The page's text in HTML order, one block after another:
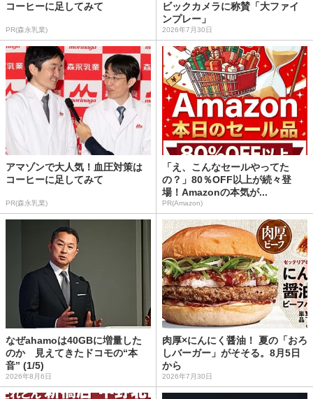
コーヒーに足してみて
PR(森永乳業)
ビックカメラに称賛「大ファイ
ンプレー」
2026年7月30日
アマゾンで大人気！血圧対策は
コーヒーに足してみて
PR(森永乳業)
「え、こんなセールやってた
の？」80％OFF以上が続々登
場！Amazonの本気が...
PR(Amazon)
なぜahamoは40GBに増量した
のか 見えてきたドコモの“本
音” (1/5)
2026年8月6日
肉厚×にんにく醤油！ 夏の「おろ
しバーガー」がそそる。8月5日
から
2026年7月30日